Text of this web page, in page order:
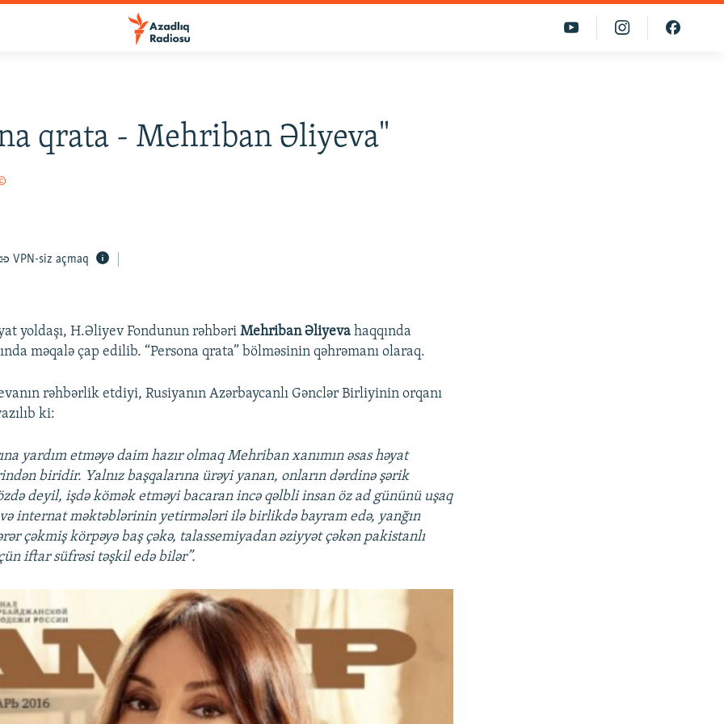
qrata - Mehriban Əliyeva"
VPN-siz açmaq
yoldaşı, H.Əliyev Fondunun rəhbəriMehriban Əliyevahaqqında
məqalə çap edilib. “Persona qrata” bölməsinin qəhrəmanı olaraq.
rəhbərlik etdiyi, Rusiyanın Azərbaycanlı Gənclər Birliyinin orqanı
ki:
yardım etməyə daim hazır olmaq Mehriban xanımın əsas həyat
biridir. Yalnız başqalarına ürəyi yanan, onların dərdinə şərik
deyil, işdə kömək etməyi bacaran incə qəlbli insan öz ad gününü uşaq
internat məktəblərinin yetirmələri ilə birlikdə bayram edə, yanğın
çəkmiş körpəyə baş çəkə, talassemiyadan əziyyət çəkən pakistanlı
iftar süfrəsi təşkil edə bilər”.